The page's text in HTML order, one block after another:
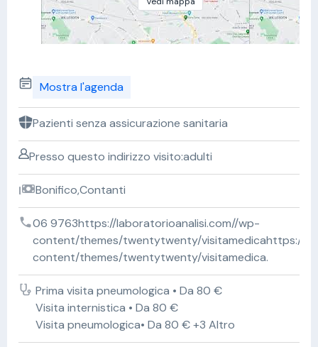
Mostra l'agenda
Pazienti senza assicurazione sanitaria
Presso questo indirizzo visito:adulti
Bonifico,Contanti
06 9763https://laboratorioanalisi.com//wp-
content/themes/twentytwenty/visitamedicahttps://
content/themes/twentytwenty/visitamedica.
Prima visita pneumologica • Da 80 €
Visita internistica • Da 80 €
Visita pneumologica• Da 80 € +3 Altro